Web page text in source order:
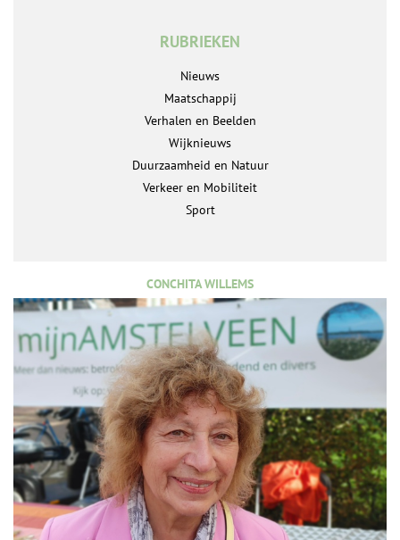
RUBRIEKEN
Nieuws
Maatschappij
Verhalen en Beelden
Wijknieuws
Duurzaamheid en Natuur
Verkeer en Mobiliteit
Sport
CONCHITA WILLEMS